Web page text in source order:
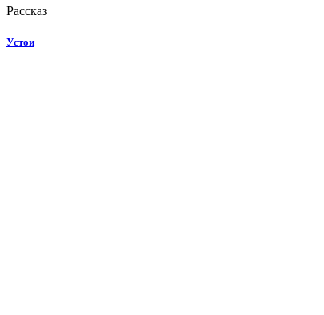
Рассказ
Устои